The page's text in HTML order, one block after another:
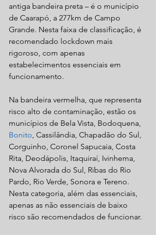
antiga bandeira preta – é o município
de Caarapó, a 277km de Campo
Grande. Nesta faixa de classificação, é
recomendado lockdown mais
rigoroso, com apenas
estabelecimentos essenciais em
funcionamento.
Na bandeira vermelha, que representa
risco alto de contaminação, estão os
municípios de Bela Vista, Bodoquena,
Bonito, Cassilândia, Chapadão do Sul,
Corguinho, Coronel Sapucaia, Costa
Rita, Deodápolis, Itaquiraí, Ivinhema,
Nova Alvorada do Sul, Ribas do Rio
Pardo, Rio Verde, Sonora e Tereno.
Nesta categoria, além das essenciais,
apenas as não essenciais de baixo
risco são recomendados de funcionar.